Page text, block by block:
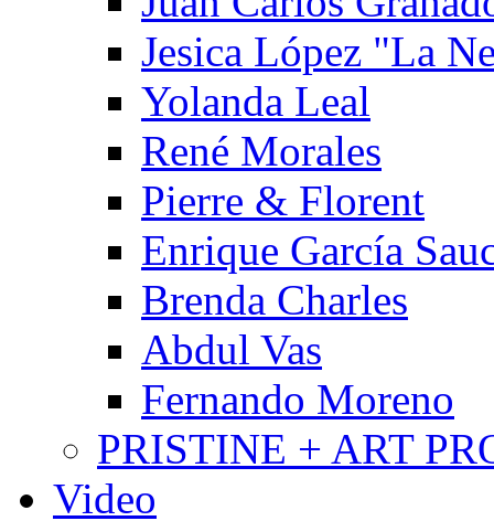
Jesica López "La
Yolanda Leal
René Morales
Pierre & Florent
Enrique García
Brenda Charles
Abdul Vas
Fernando Moreno
PRISTINE + ART
Video